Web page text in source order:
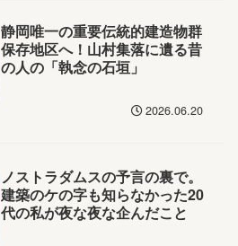
静岡唯一の重要伝統的建造物群
保存地区へ！山村集落に遺る昔
の人の「執念の石垣」
2026.06.20
ノストラダムスの予言の裏で。
建築のケの字も知らなかった20
代の私が夜な夜な企んだこと